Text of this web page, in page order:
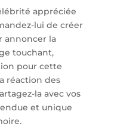
appréciée
lui de créer
annoncer la
touchant,
pour cette
réaction des
la avec vos
et unique